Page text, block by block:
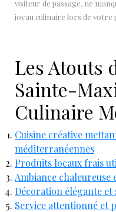
visiteur de passage, ne
joyau culinaire lors de votre
Les Atouts
Sainte-
Culinaire
Cuisine créative
méditerranéennes
Produits locaux frais
Ambiance chaleureuse
Décoration élégante et
Service attentionné et